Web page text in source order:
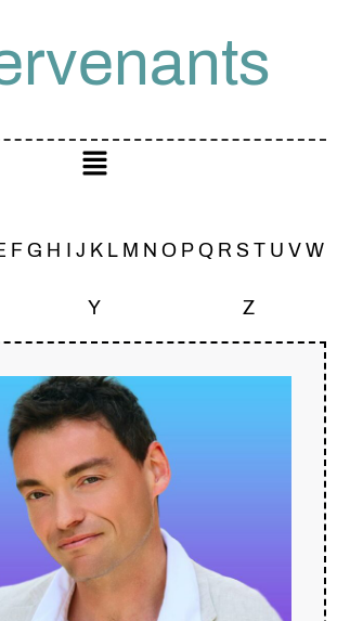
F G H J K L M N O P Q R S T U V W
Y Z